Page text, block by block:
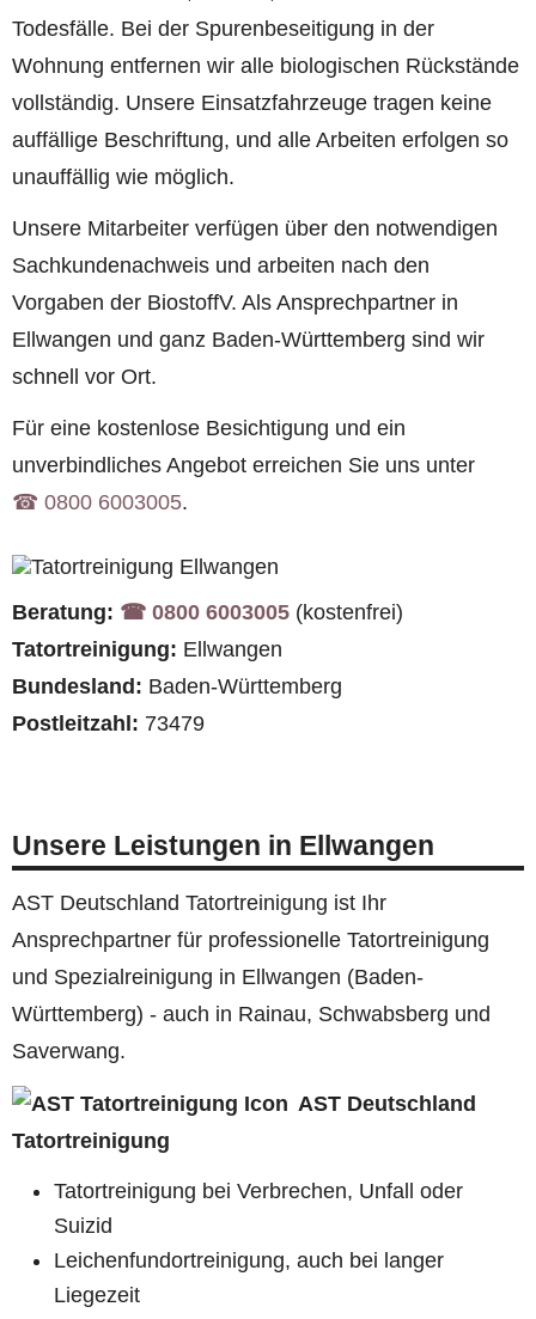
Todesfälle. Bei der Spurenbeseitigung in der
Wohnung entfernen wir alle biologischen Rückstände
vollständig. Unsere Einsatzfahrzeuge tragen keine
auffällige Beschriftung, und alle Arbeiten erfolgen so
unauffällig wie möglich.
Unsere Mitarbeiter verfügen über den notwendigen
Sachkundenachweis und arbeiten nach den
Vorgaben der BiostoffV. Als Ansprechpartner in
Ellwangen und ganz Baden-Württemberg sind wir
schnell vor Ort.
Für eine kostenlose Besichtigung und ein
unverbindliches Angebot erreichen Sie uns unter
☎︎ 0800 6003005.
Beratung: ☎︎ 0800 6003005 (kostenfrei)
Tatortreinigung: Ellwangen
Bundesland: Baden-Württemberg
Postleitzahl: 73479
Unsere Leistungen in Ellwangen
AST Deutschland Tatortreinigung ist Ihr
Ansprechpartner für professionelle Tatortreinigung
und Spezialreinigung in Ellwangen (Baden-
Württemberg) - auch in Rainau, Schwabsberg und
Saverwang.
AST Deutschland
Tatortreinigung
Tatortreinigung bei Verbrechen, Unfall oder
Suizid
Leichenfundortreinigung, auch bei langer
Liegezeit